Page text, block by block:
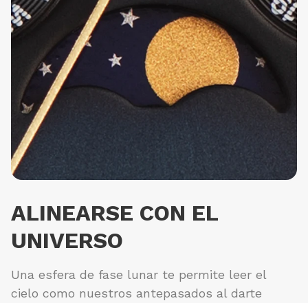
ALINEARSE CON EL
UNIVERSO
Una esfera de fase lunar te permite leer el
cielo como nuestros antepasados ​​al darte